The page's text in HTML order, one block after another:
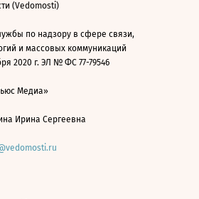
(Vedomosti)
по надзору в сфере связи,
и массовых коммуникаций
2020 г. ЭЛ № ФС 77-79546
Медиа»
Ирина Сергеевна